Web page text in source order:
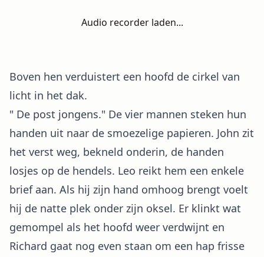
Audio recorder laden...
Boven hen verduistert een hoofd de cirkel van
licht in het dak.
" De post jongens." De vier mannen steken hun
handen uit naar de smoezelige papieren. John zit
het verst weg, bekneld onderin, de handen
losjes op de hendels. Leo reikt hem een enkele
brief aan. Als hij zijn hand omhoog brengt voelt
hij de natte plek onder zijn oksel. Er klinkt wat
gemompel als het hoofd weer verdwijnt en
Richard gaat nog even staan om een hap frisse